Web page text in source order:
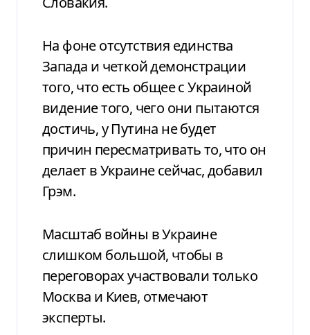
На фоне отсутствия единства
Запада и четкой демонстрации
того, что есть общее с Украиной
видение того, чего они пытаются
достичь, у Путина не будет
причин пересматривать то, что он
делает в Украине сейчас, добавил
Грэм.
Масштаб войны в Украине
слишком большой, чтобы в
переговорах участвовали только
Москва и Киев, отмечают
эксперты.